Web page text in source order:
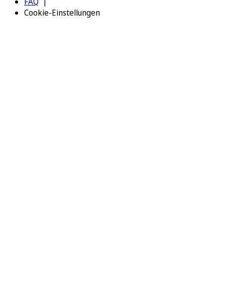
Cookie-Einstellungen